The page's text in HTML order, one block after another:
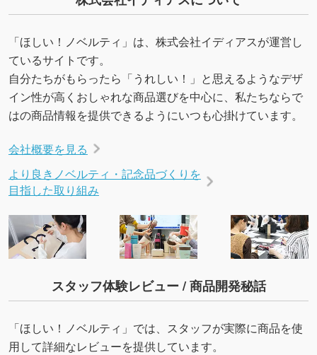
を生成してほしい
URLをご指定いただければ、QRコードを生成
いたします。配置のご相談にも応じています。
→詳しく見る
「ほしい！ノベルティ」は、株式会社イディアスが運営し
ているサイトです。
自分たちがもらったら「うれしい！」と思えるようなデザ
イン性が高くおしゃれな商品選びを中心に、私たちならで
はの商品情報を提供できるようにいつも心掛けています。
会社概要を見る
より良きノベルティ・記念品づくりを
目指した取り組み
スタッフ体験レビュー / 商品開発秘話
「ほしい！ノベルティ」では、スタッフが実際に商品を使
用して詳細なレビューを提供しています。